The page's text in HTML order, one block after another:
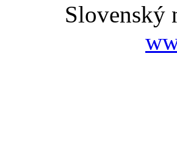
Slovenský